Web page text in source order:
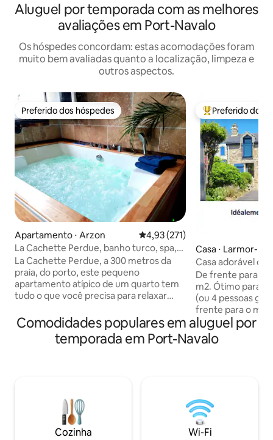
Aluguel por temporada com as melhores
avaliações em Port-Navalo
Os hóspedes concordam: estas acomodações foram
muito bem avaliadas quanto a localização, limpeza e
outros aspectos.
Preferido dos hóspedes
Preferido dos hóspedes
Apartamento ⋅ Arzon 4,93 de uma avaliação média de
4,93 (271)
La Cachette Perdue, banho turco, spa,
bicicletas*
La Cachette Perdue, a 300 metros da
praia, do porto, este pequeno
apartamento atípico de um quarto tem
tudo o que você precisa para relaxar
chuveiro, banheira de 2 lugares (que
está substituindo o banheiro nórdico na
foto 1) , cinema em casa de 5,1 lugares no
acomodação não recomendada para
pessoas com mais de 60 anos e para
Entre os
Preferido dos
Casa ⋅ Larmor-
Casa adorável de
4 pessoas)
De frente para o
m2. Ótimo para
(ou 4 pessoas
frente para o mar
lojas, a casa tem
Desfrute do
charme do Golfo
prazer em
lugar e
endereços locais.
Comodidades populares em aluguel por
temporada em Port-Navalo
Cozinha Wi-Fi